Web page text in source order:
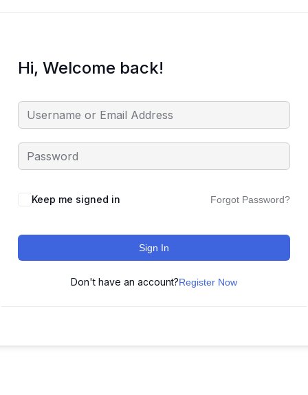
Hi, Welcome back!
Keep me signed in Forgot Password?
Sign In
Don't have an account?Register Now